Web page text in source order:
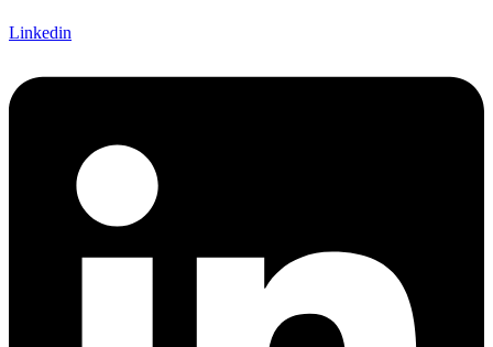
Linkedin